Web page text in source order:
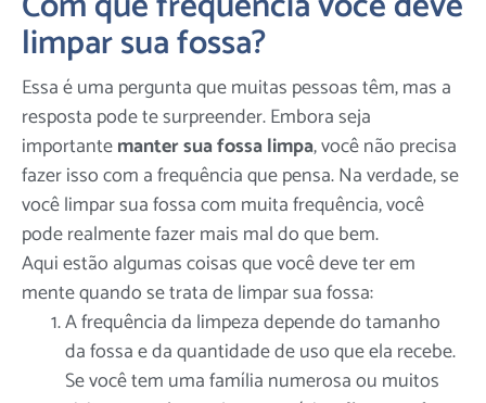
limpar sua fossa?
Essa é uma pergunta que muitas pessoas têm, mas a
resposta pode te surpreender. Embora seja
importantemanter sua fossa limpa, você não precisa
fazer isso com a frequência que pensa. Na verdade, se
você limpar sua fossa com muita frequência, você
pode realmente fazer mais mal do que bem.
Aqui estão algumas coisas que você deve ter em
mente quando se trata de limpar sua fossa:
A frequência da limpeza depende do tamanho
da fossa e da quantidade de uso que ela recebe.
Se você tem uma família numerosa ou muitos